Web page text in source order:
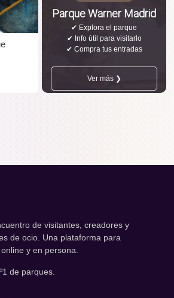
Parque Warner Madrid
✔ Explora el parque
✔ Info útil para visitarlo
✔ Compra tus entradas
Ver más ❯
de visitantes, creadores y
de ocio. Una plataforma para
y en persona.
de parques.